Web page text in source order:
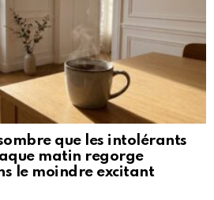
que les intolérants
matin regorge
le moindre excitant